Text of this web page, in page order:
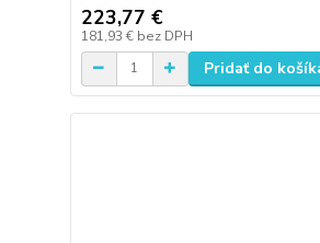
223,77 €
181,93 € bez DPH
Pridať do